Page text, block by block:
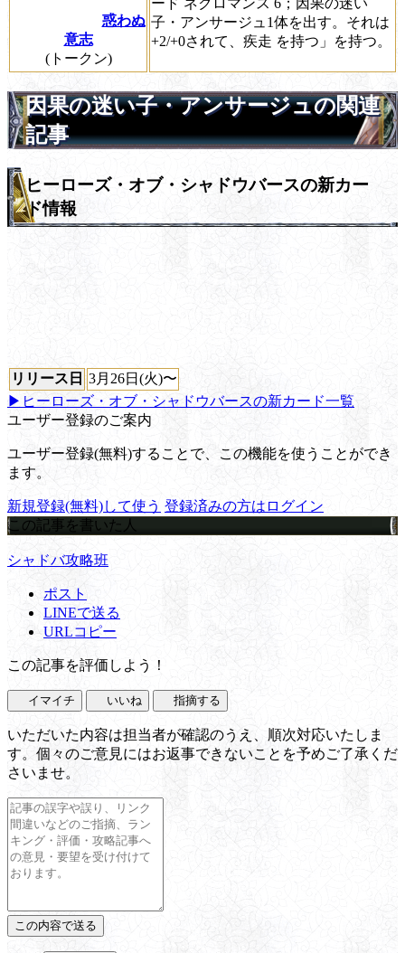
惑わぬ
意志
(トークン)
子・アンサージュ1体を出す。それは
+2/+0されて、 疾走 を持つ」を持つ。
因果の迷い子・アンサージュの関連
記事
ヒーローズ・オブ・シャドウバースの新カー
ド情報
リリース日 3月26日(火)〜
▶ヒーローズ・オブ・シャドウバースの新カード一覧
ユーザー登録のご案内
ユーザー登録(無料)することで、この機能を使うことができ
ます。
新規登録(無料)して使う 登録済みの方はログイン
この記事を書いた人
シャドバ攻略班
ポスト
LINEで送る
URLコピー
この記事を評価しよう！
イマイチ いいね 指摘する
いただいた内容は担当者が確認のうえ、順次対応いたしま
す。個々のご意見にはお返事できないことを予めご了承くだ
さいませ。